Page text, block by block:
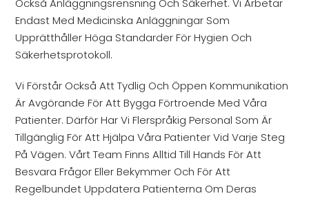
Också Anläggningsrensning Och Säkerhet. Vi Arbetar
Endast Med Medicinska Anläggningar Som
Upprätthåller Höga Standarder För Hygien Och
Säkerhetsprotokoll.
Vi Förstår Också Att Tydlig Och Öppen Kommunikation
Är Avgörande För Att Bygga Förtroende Med Våra
Patienter. Därför Har Vi Flerspråkig Personal Som Är
Tillgänglig För Att Hjälpa Våra Patienter Vid Varje Steg
På Vägen. Vårt Team Finns Alltid Till Hands För Att
Besvara Frågor Eller Bekymmer Och För Att
Regelbundet Uppdatera Patienterna Om Deras